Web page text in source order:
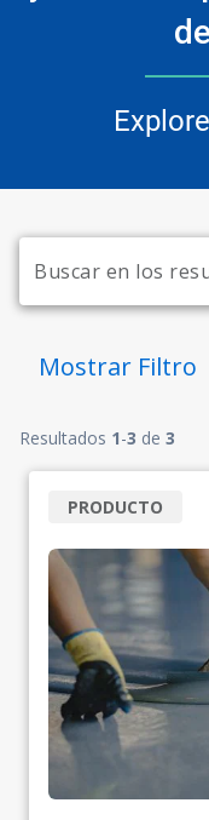
Mostrar Filtro
Resultados 1-3 de 3
PRODUCTO